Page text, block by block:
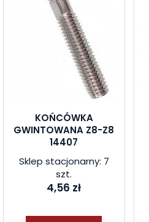
KOŃCÓWKA
GWINTOWANA Z8-Z8
14407
Sklep stacjonarny: 7
szt.
4,56 zł